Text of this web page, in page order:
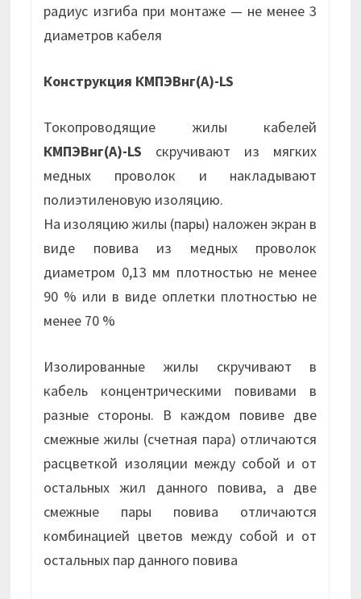
радиус изгиба при монтаже — не менее 3
диаметров кабеля
Конструкция КМПЭВнг(А)-LS
Токопроводящие жилы кабелей
КМПЭВнг(А)-LS скручивают из мягких
медных проволок и накладывают
полиэтиленовую изоляцию.
На изоляцию жилы (пары) наложен экран в
виде повива из медных проволок
диаметром 0,13 мм плотностью не менее
90 % или в виде оплетки плотностью не
менее 70 %
Изолированные жилы скручивают в
кабель концентрическими повивами в
разные стороны. В каждом повиве две
смежные жилы (счетная пара) отличаются
расцветкой изоляции между собой и от
остальных жил данного повива, а две
смежные пары повива отличаются
комбинацией цветов между собой и от
остальных пар данного повива